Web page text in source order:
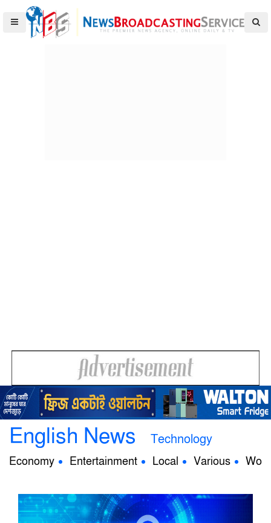
English News Technology
Economy Entertainment Local Various